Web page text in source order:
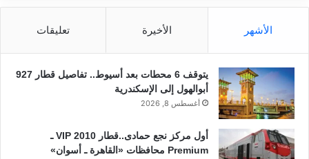
الأشهر الأخيرة تعليقات
يتوقف 6 محطات بعد أسيوط.. تفاصيل قطار 927
أبوالهول إلى الإسكندرية
أغسطس 8, 2026
أول مركز نجع حمادى..قطار 2010 VIP ـ
Premium محافظات «القاهرة ـ أسوان»